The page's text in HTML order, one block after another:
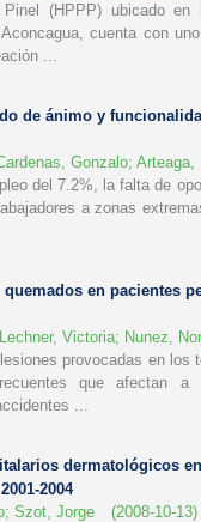
(HPPP) ubicado
cuenta con
...
de ánimo y
Gonzalo; Arteaga,
del 7.2%, la falta de
a zonas
en pacientes
Lechner, Victoria; Nunez,
provocadas en los
que afectan
...
dermatológicos
2004
; Szot, Jorge (2008-10-13)